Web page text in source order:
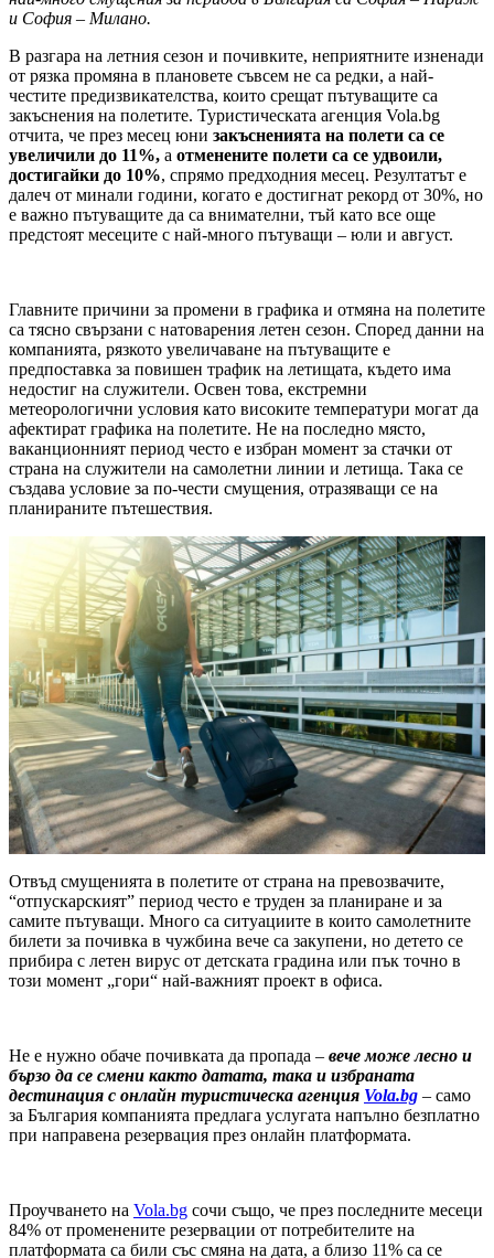
и София – Милано.
В разгара на летния сезон и почивките, неприятните изненади
от рязка промяна в плановете съвсем не са редки, а най-
честите предизвикателства, които срещат пътуващите са
закъснения на полетите. Туристическата агенция Vola.bg
отчита, че през месец юни закъсненията на полети са се
увеличили до 11%, а отменените полети са се удвоили,
достигайки до 10%, спрямо предходния месец. Резултатът е
далеч от минали години, когато е достигнат рекорд от 30%, но
е важно пътуващите да са внимателни, тъй като все още
предстоят месеците с най-много пътуващи – юли и август.
Главните причини за промени в графика и отмяна на полетите
са тясно свързани с натоварения летен сезон. Според данни на
компанията, рязкото увеличаване на пътуващите е
предпоставка за повишен трафик на летищата, където има
недостиг на служители. Освен това, екстремни
метеорологични условия като високите температури могат да
афектират графика на полетите. Не на последно място,
ваканционният период често е избран момент за стачки от
страна на служители на самолетни линии и летища. Така се
създава условие за по-чести смущения, отразяващи се на
планираните пътешествия.
Отвъд смущенията в полетите от страна на превозвачите,
“отпускарският” период често е труден за планиране и за
самите пътуващи. Много са ситуациите в които самолетните
билети за почивка в чужбина вече са закупени, но детето се
прибира с летен вирус от детската градина или пък точно в
този момент „гори“ най-важният проект в офиса.
Не е нужно обаче почивката да пропада – вече може лесно и
бързо да се смени както датата, така и избраната
дестинация с онлайн туристическа агенция Vola.bg – само
за България компанията предлага услугата напълно безплатно
при направена резервация през онлайн платформата.
Проучването на Vola.bg сочи също, че през последните месеци
84% от променените резервации от потребителите на
платформата са били със смяна на дата, а близо 11% са се